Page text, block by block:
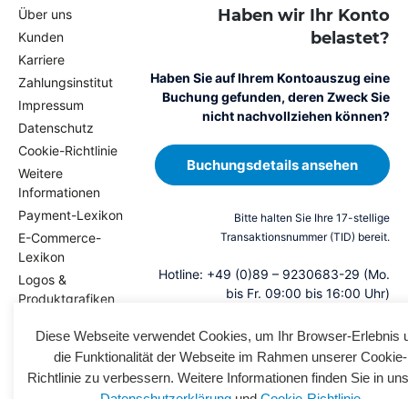
Über uns
Kunden
Karriere
Zahlungsinstitut
Impressum
Datenschutz
Cookie-Richtlinie
Weitere
Informationen
Payment-Lexikon
E-Commerce-
Lexikon
Logos &
Produktgrafiken
Presse
Kontakt
Haben wir Ihr Konto
belastet?
Haben Sie auf Ihrem Kontoauszug eine
Buchung gefunden, deren Zweck Sie
nicht nachvollziehen können?
Buchungsdetails ansehen
Bitte halten Sie Ihre 17-stellige
Transaktionsnummer (TID) bereit.
Hotline: +49 (0)89 – 9230683-29 (Mo.
bis Fr. 09:00 bis 16:00 Uhr)
E
Diese Webseite verwendet Cookies, um Ihr Browser-Erlebnis
die Funktionalität der Webseite im Rahmen unserer Cookie-
Richtlinie zu verbessern. Weitere Informationen finden Sie in